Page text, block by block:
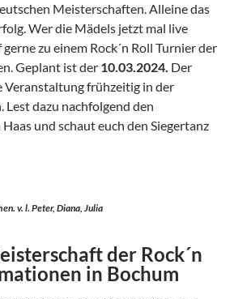
Meisterschaften. Alleine das
Wer die Mädels jetzt mal live
zu einem Rock´n Roll Turnier der
Geplant ist der 10.03.2024. Der
Veranstaltung frühzeitig in der
Lest dazu nachfolgend den
und schaut euch den Siegertanz
v. l. Peter, Diana, Julia
der Rock´n
in Bochum